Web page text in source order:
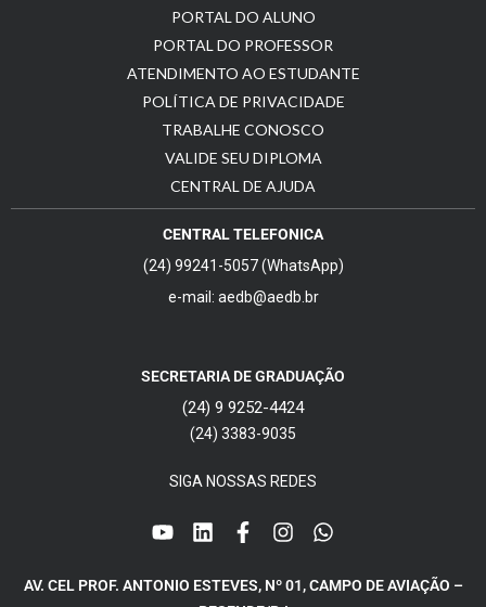
PORTAL DO ALUNO
PORTAL DO PROFESSOR
ATENDIMENTO AO ESTUDANTE
POLÍTICA DE PRIVACIDADE
TRABALHE CONOSCO
VALIDE SEU DIPLOMA
CENTRAL DE AJUDA
CENTRAL TELEFONICA
(24) 99241-5057 (WhatsApp)
e-mail: aedb@aedb.br
SECRETARIA DE GRADUAÇÃO
(24) 9 9252-4424
(24) 3383-9035
SIGA NOSSAS REDES
AV. CEL PROF. ANTONIO ESTEVES, Nº 01, CAMPO DE AVIAÇÃO –